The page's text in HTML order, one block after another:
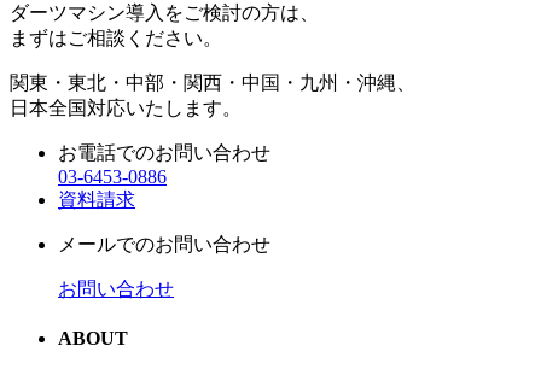
ダーツマシン導入をご検討の方は、
まずはご相談ください。
関東・東北・中部・関西・中国・九州・沖縄、
日本全国対応いたします。
お電話でのお問い合わせ
03-6453-0886
資料請求
メールでのお問い合わせ
お問い合わせ
ABOUT